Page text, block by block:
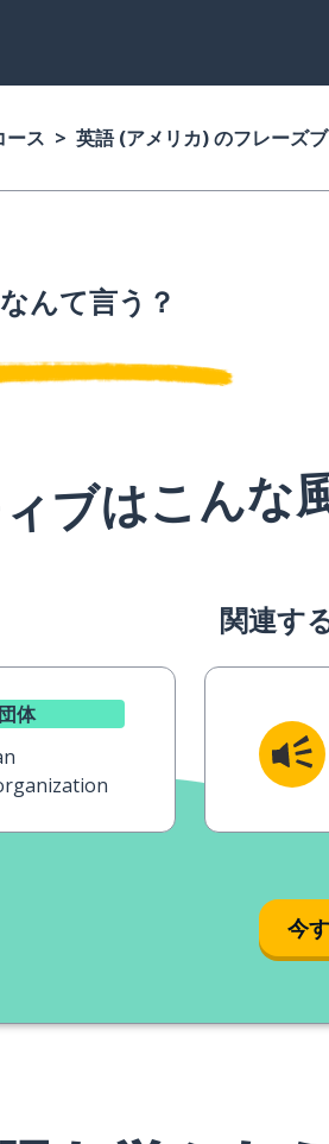
ース 英語 (アメリカ) のフレーズ
んて言う？
ブはこんな
関連す
団体
今